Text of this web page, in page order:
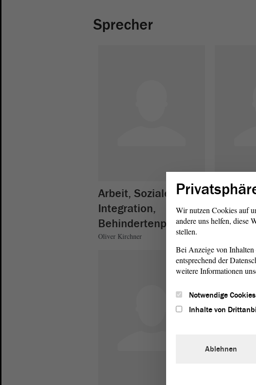
Sprecher
Arbeit, Soziales und
Integration,
Behindertenpolitik
Oliver Kirchner
Wir nutzen Cookies auf
andere uns helfen, diese
stellen.
Bei Anzeige von Inhalten
entsprechend der
weitere Informationen
Notwendige Cookies
Inhalte von
Ablehnen